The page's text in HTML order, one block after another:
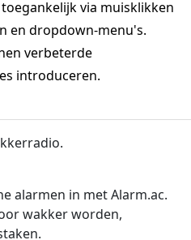
via muisklikken
en dropdown-menu's.
verbeterde
introduceren.
alarmen in met Alarm.ac.
wakker worden,